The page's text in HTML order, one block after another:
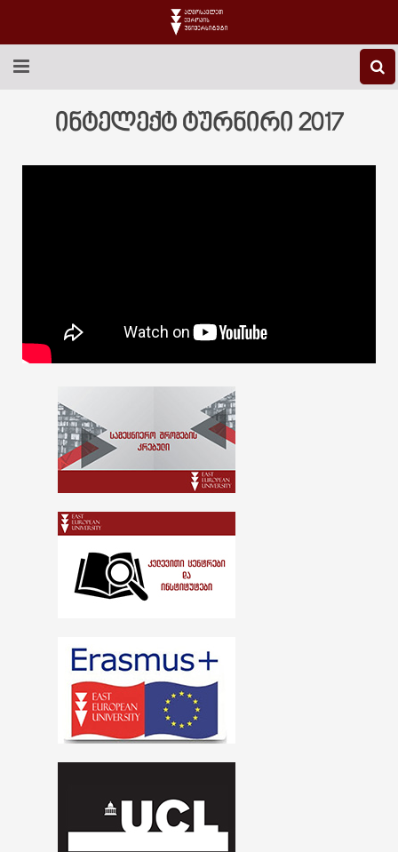
EEU-Ს ᲨᲔᲡᲐᲮᲔᲑ
ᲙᲝᲜᲢᲐᲥᲢᲘ
ინტელექტ ტურნირი 2017